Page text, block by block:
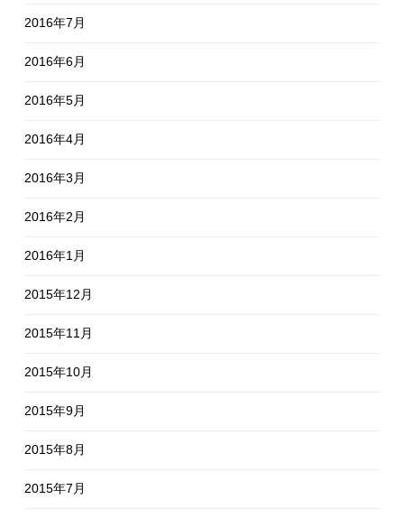
2016年7月
2016年6月
2016年5月
2016年4月
2016年3月
2016年2月
2016年1月
2015年12月
2015年11月
2015年10月
2015年9月
2015年8月
2015年7月